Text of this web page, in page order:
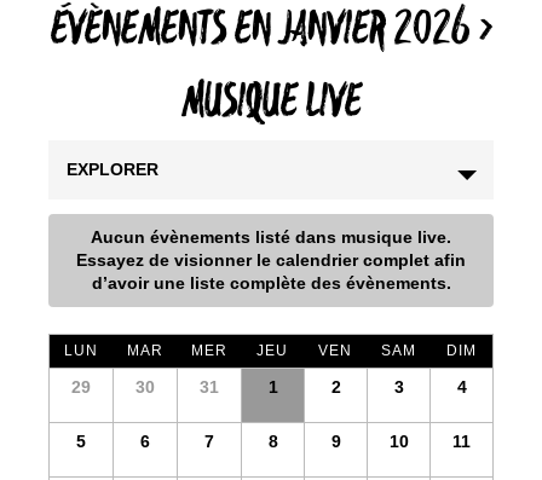
ÉVÈNEMENTS EN JANVIER 2026›
MUSIQUE LIVE
EXPLORER
Aucun évènements listé dans musique live.
Essayez de visionner le calendrier complet afin
d’avoir une liste complète des évènements.
LUN MAR MER JEU VEN SAM DIM
29 30 31 1 2 3 4
5 6 7 8 9 10 11